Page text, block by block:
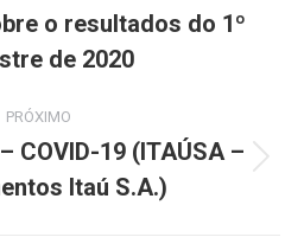
anterior:
o resultados do 1º
de 2020
PRÓXIMO
post:
COVID-19 (ITAÚSA –
Itaú S.A.)